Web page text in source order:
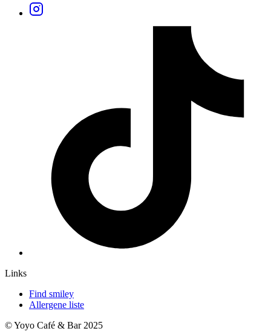
Links
Find smiley
Allergene liste
© Yoyo Café & Bar 2025